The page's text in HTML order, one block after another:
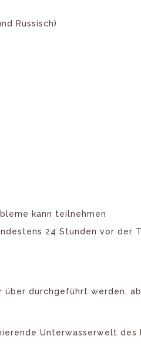
Russisch)
kann teilnehmen
24 Stunden vor der
über durchgeführt
Unterwasserwelt